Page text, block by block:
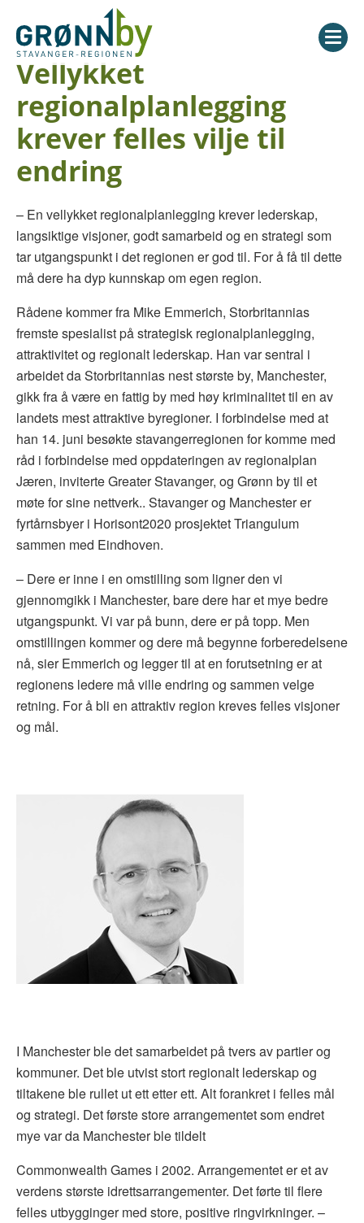
Vellykket
regionalplanlegging
krever felles vilje til
endring
– En vellykket regionalplanlegging krever lederskap,
langsiktige visjoner, godt samarbeid og en strategi som
tar utgangspunkt i det regionen er god til. For å få til dette
må dere ha dyp kunnskap om egen region.
Rådene kommer fra Mike Emmerich, Storbritannias
fremste spesialist på strategisk regionalplanlegging,
attraktivitet og regionalt lederskap. Han var sentral i
arbeidet da Storbritannias nest største by, Manchester,
gikk fra å være en fattig by med høy kriminalitet til en av
landets mest attraktive byregioner. I forbindelse med at
han 14. juni besøkte stavangerregionen for komme med
råd i forbindelse med oppdateringen av regionalplan
Jæren, inviterte Greater Stavanger, og Grønn by til et
møte for sine nettverk.. Stavanger og Manchester er
fyrtårnsbyer i Horisont2020 prosjektet Triangulum
sammen med Eindhoven.
– Dere er inne i en omstilling som ligner den vi
gjennomgikk i Manchester, bare dere har et mye bedre
utgangspunkt. Vi var på bunn, dere er på topp. Men
omstillingen kommer og dere må begynne forberedelsene
nå, sier Emmerich og legger til at en forutsetning er at
regionens ledere må ville endring og sammen velge
retning. For å bli en attraktiv region kreves felles visjoner
og mål.
I Manchester ble det samarbeidet på tvers av partier og
kommuner. Det ble utvist stort regionalt lederskap og
tiltakene ble rullet ut ett etter ett. Alt forankret i felles mål
og strategi. Det første store arrangementet som endret
mye var da Manchester ble tildelt
Commonwealth Games i 2002. Arrangementet er et av
verdens største idrettsarrangementer. Det førte til flere
felles utbygginger med store, positive ringvirkninger. –